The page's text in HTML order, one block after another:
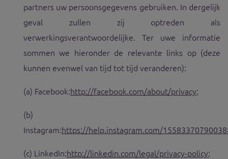
partners uw persoonsgegevens gebruiken. In dergelijk
geval zullen zij optreden als
verwerkingsverantwoordelijke. Ter uwe informatie
sommen we hieronder de relevante links op (deze
kunnen evenwel van tijd tot tijd veranderen):
(a) Facebook:http://facebook.com/about/privacy;
(b)
Instagram:https://help.instagram.com/
(c) LinkedIn:http://linkedin.com/legal/privacy-policy;